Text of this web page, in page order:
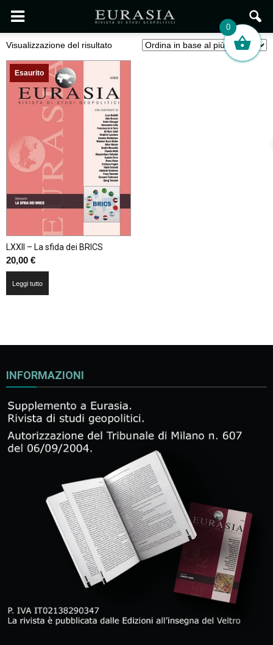
Visualizzazione del risultato
Esaurito
LXXII – La sfida dei BRICS
20,00 €
Leggi tutto
INFORMAZIONI
0